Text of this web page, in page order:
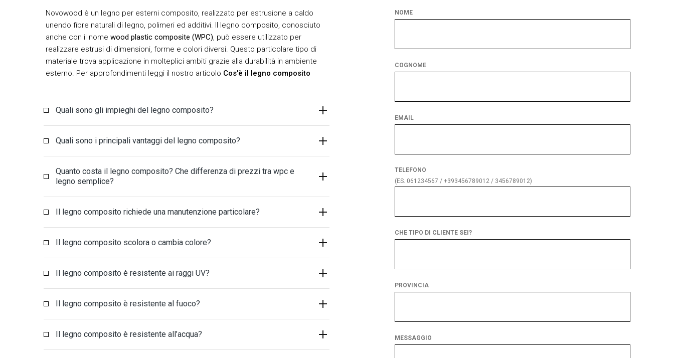
Novowood è un legno per esterni composito, realizzato per estrusione a caldo
unendo fibre naturali di legno, polimeri ed additivi. Il legno composito, conosciuto
anche con il nome wood plastic composite (WPC), può essere utilizzato per
realizzare estrusi di dimensioni, forme e colori diversi. Questo particolare tipo di
materiale trova applicazione in molteplici ambiti grazie alla durabilità in ambiente
esterno. Per approfondimenti leggi il nostro articolo Cos'è il legno composito
Quali sono gli impieghi del legno composito?
Quali sono i principali vantaggi del legno composito?
Quanto costa il legno composito? Che differenza di prezzi tra wpc e
legno semplice?
Il legno composito richiede una manutenzione particolare?
Il legno composito scolora o cambia colore?
Il legno composito è resistente ai raggi UV?
Il legno composito è resistente al fuoco?
Il legno composito è resistente all’acqua?
NOME
COGNOME
EMAIL
TELEFONO
(ES. 061234567 / +393456789012 / 3456789012)
CHE TIPO DI CLIENTE SEI?
di
cliente
PROVINCIA
MESSAGGIO